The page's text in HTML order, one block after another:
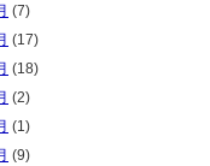
(7)
(17)
(18)
(2)
(1)
(9)